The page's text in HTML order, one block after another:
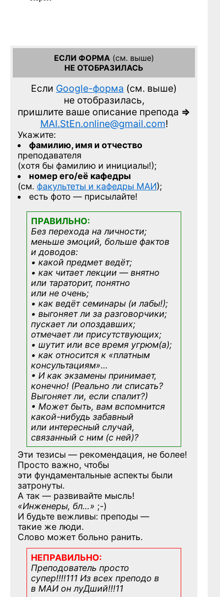
ЕСЛИ ФОРМА(см. выше)
НЕ ОТОБРАЗИЛАСЬ
Если Google-форма (см. выше)
не отобразилась,
пришлите ваше описание препода =>
MAI.StEn.online@gmail.com!
Укажите:
фамилию, имя и отчество
преподавателя
(хотя бы фамилию и инициалы!);
номер его/её кафедры
(см. факультеты и кафедры МАИ);
есть фото — присылайте!
ПРАВИЛЬНО:
Без перехода на личности;
меньше эмоций, больше фактов
и доводов:
• какой предмет ведёт;
• как читает лекции — внятно
или тараторит, понятно
или не очень;
• как ведёт семинары (и лабы!);
• выгоняет ли за разговорчики;
пускает ли опоздавших;
отмечает ли присутствующих;
• шутит или все время угрюм(а);
• как относится к «платным
консультациям»…
• И как экзамены принимает,
конечно! (Реально ли списать?
Выгоняет ли, если спалит?)
• Может быть, вам вспомнится
какой-нибудь забавный
или интересный случай,
связанный с ним (с ней)?
Эти тезисы — рекомендация, не более!
Просто важно, чтобы
эти фундаментальные аспекты были
затронуты.
А так — развивайте мысль!
«Инженеры, бл…» ;-)
И будьте вежливы: преподы —
такие же люди.
Слово может больно ранить.
НЕПРАВИЛЬНО:
Преподователь просто
супер!!!!111 Из всех преподо в
в МАИ он луДший!!!11